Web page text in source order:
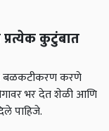
कुटुंबात
बळकटीकरण करणे
भर देत शेळी आणि
पाहिजे.